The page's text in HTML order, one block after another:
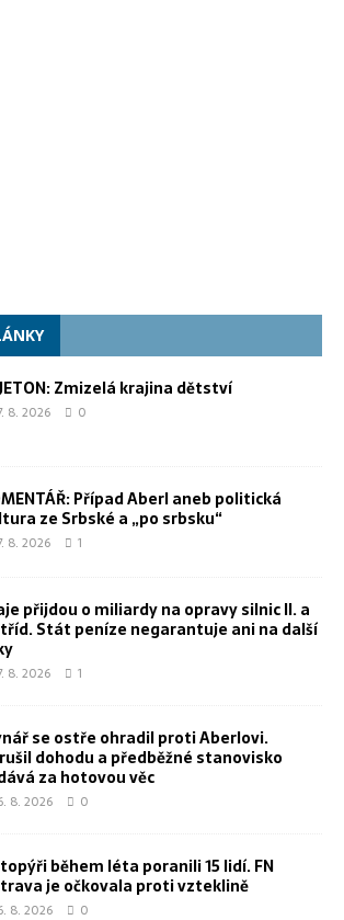
Zmizelá krajina dětství
8. 2026 0
Případ Aberl aneb politická
ze Srbské a „po srbsku“
8. 2026 1
přijdou o miliardy na opravy silnic II. a
tříd. Stát peníze negarantuje ani na další
8. 2026 1
se ostře ohradil proti Aberlovi.
dohodu a předběžné stanovisko
za hotovou věc
8. 2026 0
během léta poranili 15 lidí. FN
je očkovala proti vzteklině
8. 2026 0